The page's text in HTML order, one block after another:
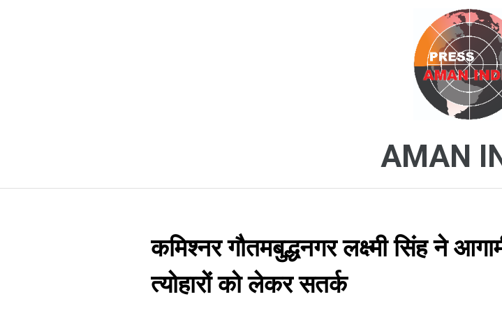
AMAN
कमिश्नर गौतमबुद्धनगर लक्ष्मी सिंह ने
त्योहारों को लेकर सतर्क